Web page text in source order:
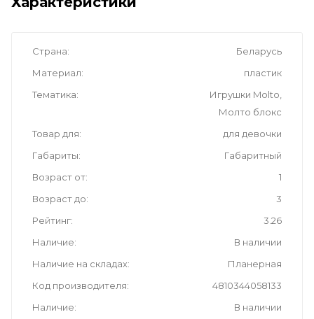
Страна
Беларусь
Материал
пластик
Тематика
Игрушки Molto,
Молто блокс
Товар для
для девочки
Габариты
Габаритный
Возраст от
1
Возраст до
3
Рейтинг
3.26
Наличие
В наличии
Наличие на складах
Планерная
Код производителя
4810344058133
Наличие
В наличии